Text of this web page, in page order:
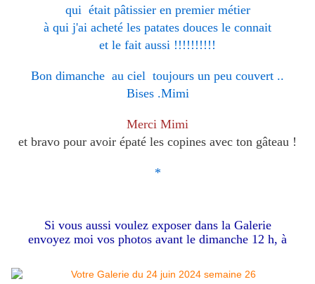
qui était pâtissier en premier métier
à qui j'ai acheté les patates douces le connait
et le fait aussi !!!!!!!!!!
Bon dimanche au ciel toujours un peu couvert ..
Bises .Mimi
Merci Mimi
et bravo pour avoir épaté les copines avec ton gâteau !
*
Si vous aussi voulez exposer dans la Galerie
envoyez moi vos photos avant le dimanche 12 h, à